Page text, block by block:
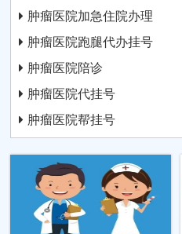
肿瘤医院加急住院办理
肿瘤医院跑腿代办挂号
肿瘤医院陪诊
肿瘤医院代挂号
肿瘤医院帮挂号